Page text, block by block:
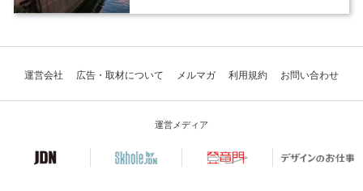
運営会社 広告・取材について メルマガ 利用規約 お問い合わせ
運営メディア